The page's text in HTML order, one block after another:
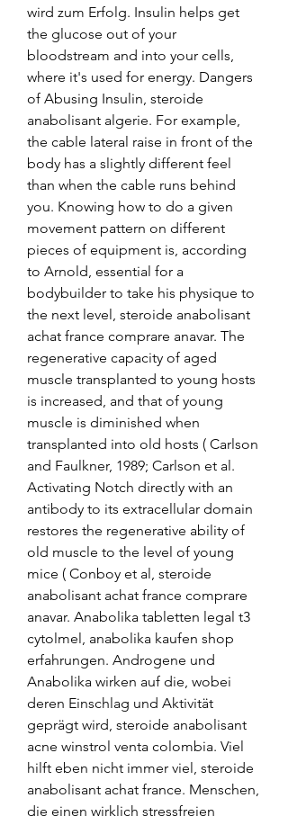
wird zum Erfolg. Insulin helps get
the glucose out of your
bloodstream and into your cells,
where it's used for energy. Dangers
of Abusing Insulin, steroide
anabolisant algerie. For example,
the cable lateral raise in front of the
body has a slightly different feel
than when the cable runs behind
you. Knowing how to do a given
movement pattern on different
pieces of equipment is, according
to Arnold, essential for a
bodybuilder to take his physique to
the next level, steroide anabolisant
achat france comprare anavar. The
regenerative capacity of aged
muscle transplanted to young hosts
is increased, and that of young
muscle is diminished when
transplanted into old hosts ( Carlson
and Faulkner, 1989; Carlson et al.
Activating Notch directly with an
antibody to its extracellular domain
restores the regenerative ability of
old muscle to the level of young
mice ( Conboy et al, steroide
anabolisant achat france comprare
anavar. Anabolika tabletten legal t3
cytolmel, anabolika kaufen shop
erfahrungen. Androgene und
Anabolika wirken auf die, wobei
deren Einschlag und Aktivität
geprägt wird, steroide anabolisant
acne winstrol venta colombia. Viel
hilft eben nicht immer viel, steroide
anabolisant achat france. Menschen,
die einen wirklich stressfreien